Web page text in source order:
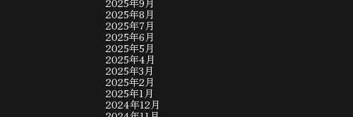
2025年8月
2025年7月
2025年6月
2025年5月
2025年4月
2025年3月
2025年2月
2025年1月
2024年12月